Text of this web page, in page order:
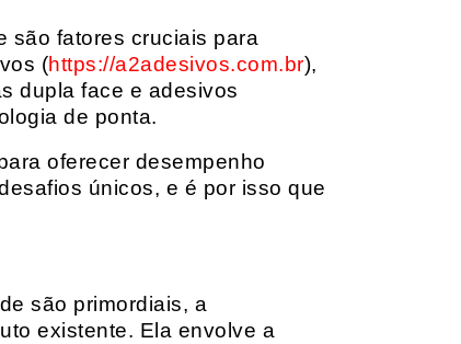
são fatores cruciais para
(https://a2adesivos.com.br),
dupla face e adesivos
de ponta.
oferecer desempenho
únicos, e é por isso que
são primordiais, a
existente. Ela envolve a